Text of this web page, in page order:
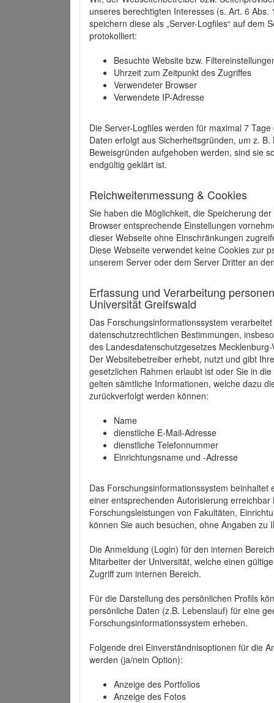
unseres berechtigten Interesses (s. Art. 6
speichern diese als „Server-Logfiles“ auf dem
protokolliert:
Besuchte Website bzw.
Uhrzeit zum Zeitpunkt des Zugriffes
Verwendeter Browser
Verwendete IP-Adresse
Die Server-Logfiles werden für maximal 7
Daten erfolgt aus Sicherheitsgründen, um z.
Beweisgründen aufgehoben werden, sind sie
endgültig geklärt ist.
Reichweitenmessung & Cookies
Sie haben die Möglichkeit, die Speicherung
Browser entsprechende Einstellungen
dieser Webseite ohne Einschränkungen
Diese Webseite verwendet keine Cookies zur
unserem Server oder dem Server Dritter an
Erfassung und Verarbeitung
Universität Greifswald
Das Forschungsinformationssystem
datenschutzrechtlichen Bestimmungen,
des Landesdatenschutzgesetzes
Der Websitebetreiber erhebt, nutzt und gibt
gesetzlichen Rahmen erlaubt ist oder Sie in
gelten sämtliche Informationen, welche dazu
zurückverfolgt werden können:
Name
dienstliche E-Mail-Adresse
dienstliche Telefonnummer
Einrichtungsname und -Adresse
Das Forschungsinformationssystem beinhaltet
einer entsprechenden Autorisierung
Forschungsleistungen von Fakultäten,
können Sie auch besuchen, ohne Angaben zu
Die Anmeldung (Login) für den internen
Mitarbeiter der Universität, welche einen
Zugriff zum internen Bereich.
Für die Darstellung des persönlichen Profils
persönliche Daten (z.B. Lebenslauf) für eine
Forschungsinformationssystem erheben.
Folgende drei Einverständnisoptionen für die
werden (ja/nein Option):
Anzeige des Portfolios
Anzeige des Fotos